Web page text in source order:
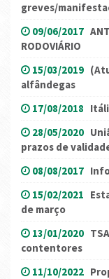
greves/
09/06/2017
RODOVIÁRIO
15/03/2019
alfândegas
17/08/2018
28/05/2020
prazos de
08/08/2017
15/02/2021
de março
13/01/2020
contentores
11/10/2022